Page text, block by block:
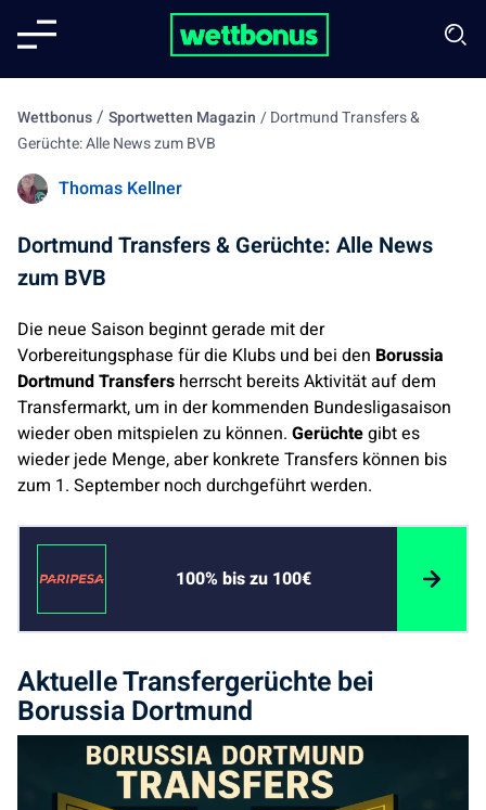
Wettbonus/ Sportwetten Magazin /Dortmund Transfers &
Gerüchte: Alle News zum BVB
Thomas Kellner
Dortmund Transfers & Gerüchte: Alle News
zum BVB
Die neue Saison beginnt gerade mit der
Vorbereitungsphase für die Klubs und bei den Borussia
Dortmund Transfers herrscht bereits Aktivität auf dem
Transfermarkt, um in der kommenden Bundesligasaison
wieder oben mitspielen zu können. Gerüchtegibt es
wieder jede Menge, aber konkrete Transfers können bis
zum 1. September noch durchgeführt werden.
100% bis zu 100€
Aktuelle Transfergerüchte bei
Borussia Dortmund